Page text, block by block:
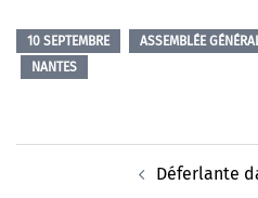
10 SEPTEMBRE ASSEMBLÉE
NANTES
Déferlante